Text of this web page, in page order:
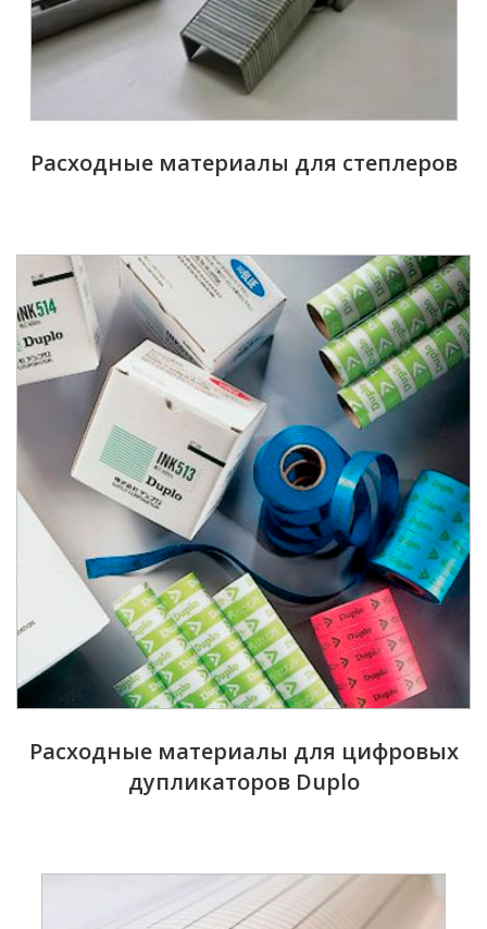
Расходные материалы для степлеров
Расходные материалы для цифровых
дупликаторов Duplo